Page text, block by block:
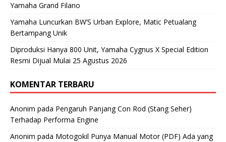
Yamaha Grand Filano
Yamaha Luncurkan BW’S Urban Explore, Matic Petualang
Bertampang Unik
Diproduksi Hanya 800 Unit, Yamaha Cygnus X Special Edition
Resmi Dijual Mulai 25 Agustus 2026
KOMENTAR TERBARU
Anonim pada Pengaruh Panjang Con Rod (Stang Seher)
Terhadap Performa Engine
Anonim pada Motogokil Punya Manual Motor (PDF) Ada yang